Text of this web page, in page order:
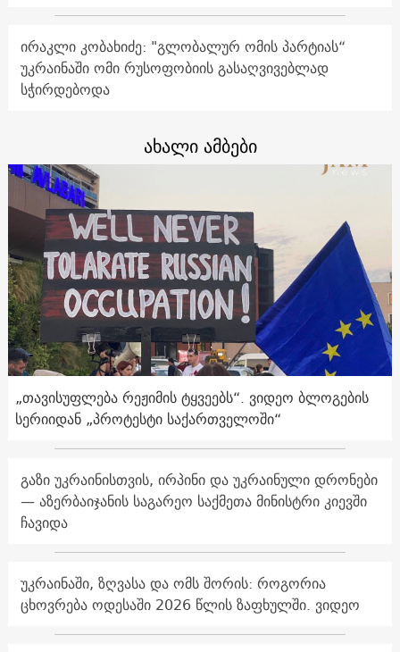
ირაკლი კობახიძე: "გლობალურ ომის პარტიას“
უკრაინაში ომი რუსოფობიის გასაღვივებლად
სჭირდებოდა
ახალი ამბები
„თავისუფლება რეჟიმის ტყვეებს“. ვიდეო ბლოგების
სერიიდან „პროტესტი საქართველოში“
გაზი უკრაინისთვის, ირპინი და უკრაინული დრონები
— აზერბაიჯანის საგარეო საქმეთა მინისტრი კიევში
ჩავიდა
უკრაინაში, ზღვასა და ომს შორის: როგორია
ცხოვრება ოდესაში 2026 წლის ზაფხულში. ვიდეო